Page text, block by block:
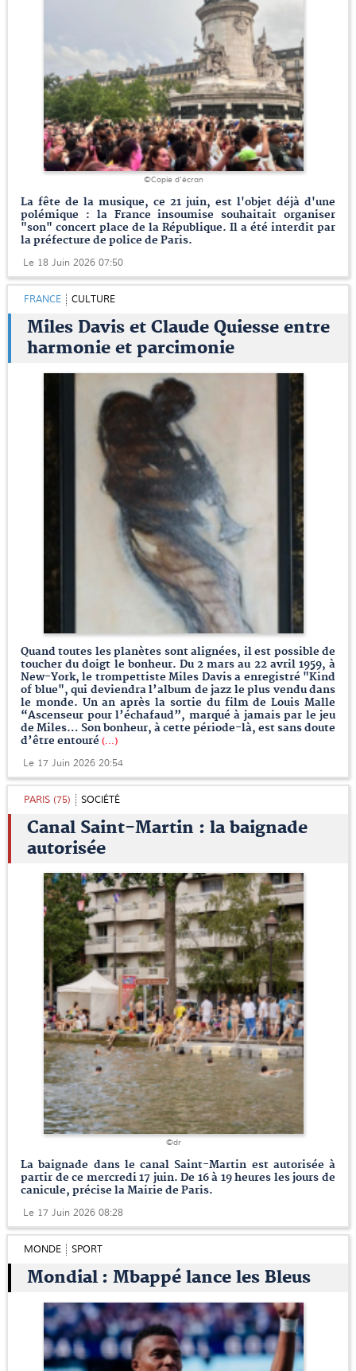
©Copie d'écran
La fête de la musique, ce 21 juin, est l'objet déjà d'une
polémique : la France insoumise souhaitait organiser
"son" concert place de la République. Il a été interdit par
la préfecture de police de Paris.
Le 18 Juin 2026 07:50
FRANCE CULTURE
Miles Davis et Claude Quiesse entre
harmonie et parcimonie
Quand toutes les planètes sont alignées, il est possible de
toucher du doigt le bonheur. Du 2 mars au 22 avril 1959, à
New-York, le trompettiste Miles Davis a enregistré "Kind
of blue", qui deviendra l’album de jazz le plus vendu dans
le monde. Un an après la sortie du film de Louis Malle
“Ascenseur pour l’échafaud”, marqué à jamais par le jeu
de Miles… Son bonheur, à cette période-là, est sans doute
d’être entouré (...)
Le 17 Juin 2026 20:54
PARIS (75) SOCIÉTÉ
Canal Saint-Martin : la baignade
autorisée
©dr
La baignade dans le canal Saint-Martin est autorisée à
partir de ce mercredi 17 juin. De 16 à 19 heures les jours de
canicule, précise la Mairie de Paris.
Le 17 Juin 2026 08:28
MONDE SPORT
Mondial : Mbappé lance les Bleus